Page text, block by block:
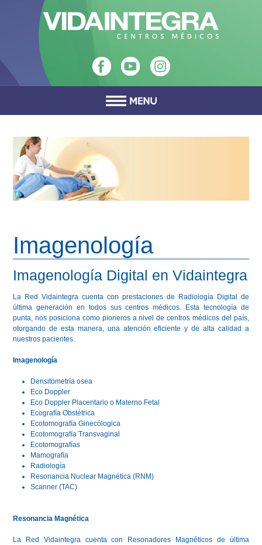
Imagenología
Imagenología Digital en Vidaintegra
La Red Vidaintegra cuenta con prestaciones de Radiología Digital de
última generación en todos sus centros médicos. Esta tecnología de
punta, nos posiciona como pioneros a nivel de centros médicos del país,
otorgando de esta manera, una atención eficiente y de alta calidad a
nuestros pacientes.
Imagenología
Densitometría osea
Eco Doppler
Eco Doppler Placentario o Materno Fetal
Ecografía Obstétrica
Ecotomografía Ginecólogica
Ecotomografía Transvaginal
Ecotomografías
Mamografía
Radiología
Resonancia Nuclear Magnética (RNM)
Scanner (TAC)
Resonancia Magnética
La Red Vidaintegra cuenta con Resonadores Magnéticos de última